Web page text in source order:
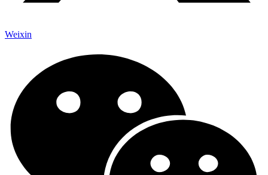
Weixin